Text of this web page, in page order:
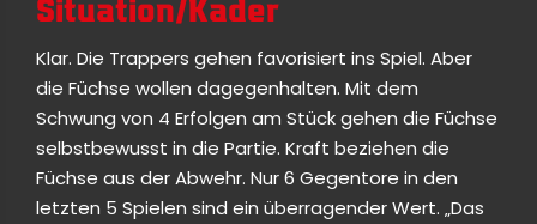
Klar. Die Trappers gehen favorisiert ins Spiel. Aber
die Füchse wollen dagegenhalten. Mit dem
Schwung von 4 Erfolgen am Stück gehen die Füchse
selbstbewusst in die Partie. Kraft beziehen die
Füchse aus der Abwehr. Nur 6 Gegentore in den
letzten 5 Spielen sind ein überragender Wert. „Das